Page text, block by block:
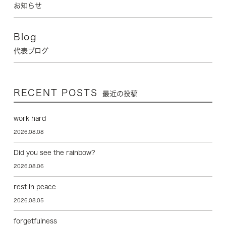
お知らせ
Blog
代表ブログ
RECENT POSTS 最近の投稿
work hard
2026.08.08
Did you see the rainbow?
2026.08.06
rest in peace
2026.08.05
forgetfulness